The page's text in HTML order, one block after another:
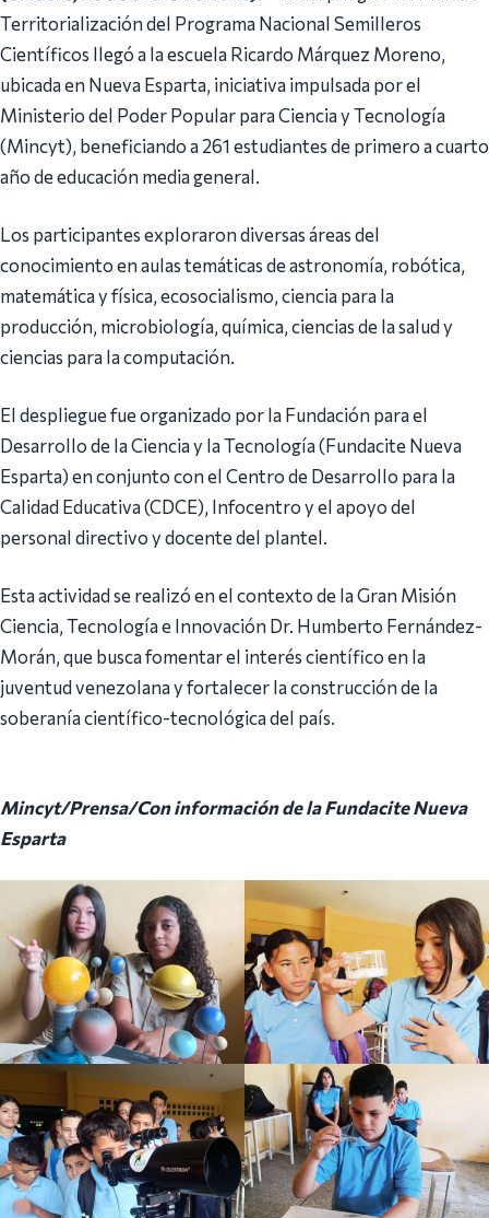
Territorialización del Programa Nacional Semilleros
Científicos llegó a la escuela Ricardo Márquez Moreno,
ubicada en Nueva Esparta, iniciativa impulsada por el
Ministerio del Poder Popular para Ciencia y Tecnología
(Mincyt), beneficiando a 261 estudiantes de primero a cuarto
año de educación media general.
Los participantes exploraron diversas áreas del
conocimiento en aulas temáticas de astronomía, robótica,
matemática y física, ecosocialismo, ciencia para la
producción, microbiología, química, ciencias de la salud y
ciencias para la computación.
El despliegue fue organizado por la Fundación para el
Desarrollo de la Ciencia y la Tecnología (Fundacite Nueva
Esparta) en conjunto con el Centro de Desarrollo para la
Calidad Educativa (CDCE), Infocentro y el apoyo del
personal directivo y docente del plantel.
Esta actividad se realizó en el contexto de la Gran Misión
Ciencia, Tecnología e Innovación Dr. Humberto Fernández-
Morán, que busca fomentar el interés científico en la
juventud venezolana y fortalecer la construcción de la
soberanía científico-tecnológica del país.
Mincyt/Prensa/Con información de la Fundacite Nueva
Esparta